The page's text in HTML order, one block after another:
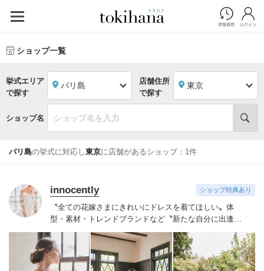
ショップ一覧
挙式エリア
で探す
バリ島
店舗住所
で探す
東京
ショップ名
バリ島の挙式に対応し東京に店舗があるショップ：1件
innocently ショップ特典あり
〝全ての花嫁さまにきれいにドレスを着てほしい〟 体
型・素材・トレンドブランドなど〝新たな自分に出逢え
る〟幅広いラインナップが揃うinnocently。
素材・デザイ
ンにこだわったオリジナルドレスは3～23号まで展開。
国内外の有名デザイナーズドレスも多数取扱っており、
NYやミラノ・バルセロナからセレクトされたインポート